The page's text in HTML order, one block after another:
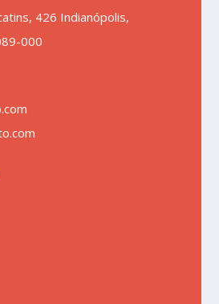
426 Indianópolis,
000